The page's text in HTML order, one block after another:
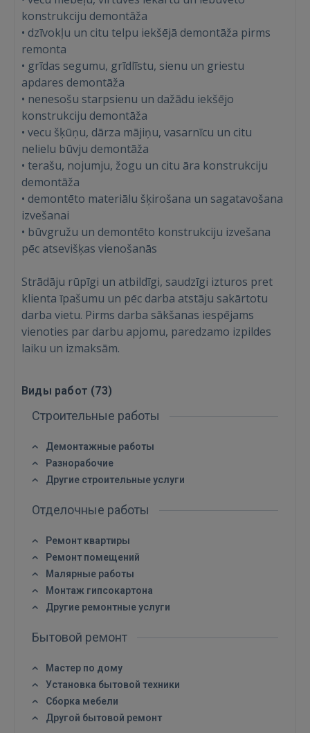
Войти
ВОЙТИ
Забыли пароль?
 Sign in with Apple
Ещё не зарегистрированы?
konstrukciju demontāža
• dzīvokļu un citu telpu iekšējā demontāža pirms
remonta
• grīdas segumu, grīdlīstu, sienu un griestu
apdares demontāža
• nenesošu starpsienu un dažādu iekšējo
konstrukciju demontāža
• vecu šķūņu, dārza mājiņu, vasarnīcu un citu
nelielu būvju demontāža
• terašu, nojumju, žogu un citu āra konstrukciju
demontāža
• demontēto materiālu šķirošana un sagatavošana
izvešanai
• būvgružu un demontēto konstrukciju izvešana
pēc atsevišķas vienošanās
Strādāju rūpīgi un atbildīgi, saudzīgi izturos pret
klienta īpašumu un pēc darba atstāju sakārtotu
darba vietu. Pirms darba sākšanas iespējams
vienoties par darbu apjomu, paredzamo izpildes
laiku un izmaksām.
Виды работ (73)
Строительные работы
Демонтажные работы
Разнорабочие
Другие строительные услуги
Отделочные работы
Ремонт квартиры
Ремонт помещений
Малярные работы
Монтаж гипсокартона
Другие ремонтные услуги
Бытовой ремонт
Мастер по дому
Установка бытовой техники
Сборка мебели
Другой бытовой ремонт